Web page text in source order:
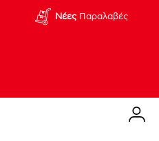
ΝέεςΠαραλαβές